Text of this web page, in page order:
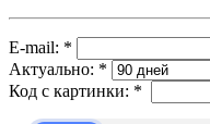
E-mail: *
Актуально: *
Код с картинки: *